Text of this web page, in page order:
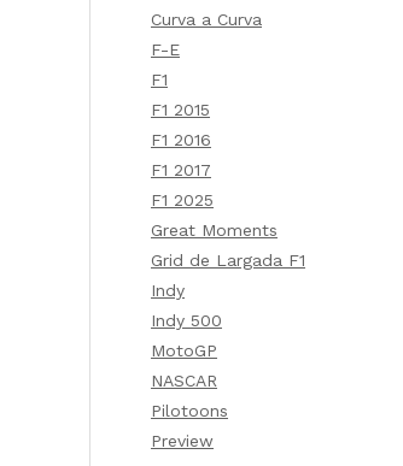
Curva a Curva
F-E
F1
F1 2015
F1 2016
F1 2017
F1 2025
Great Moments
Grid de Largada F1
Indy
Indy 500
MotoGP
NASCAR
Pilotoons
Preview